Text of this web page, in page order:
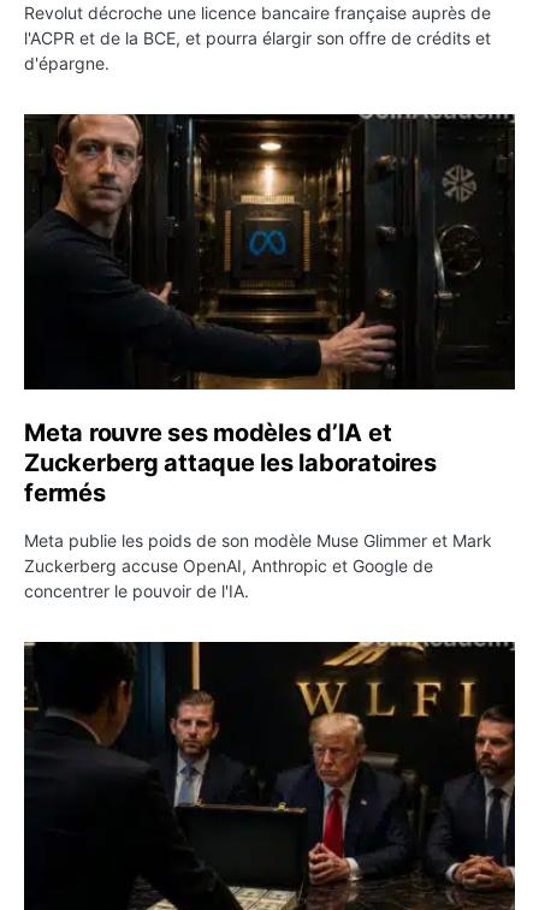
Revolut décroche une licence bancaire française auprès de
l'ACPR et de la BCE, et pourra élargir son offre de crédits et
d'épargne.
Meta rouvre ses modèles d’IA et Zuckerberg attaque
Meta rouvre ses modèles d’IA et
Zuckerberg attaque les laboratoires
fermés
Meta publie les poids de son modèle Muse Glimmer et Mark
Zuckerberg accuse OpenAI, Anthropic et Google de
concentrer le pouvoir de l'IA.
World Liberty Financial : 100 millions $ versés par un